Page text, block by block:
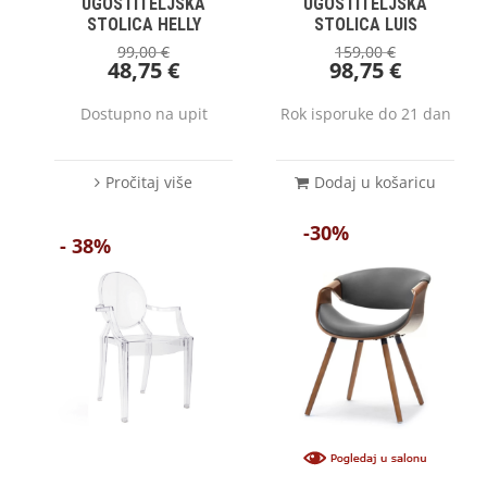
UGOSTITELJSKA
STOLICA HELLY
99,00€
48,75€
Dostupno na upit
Pročitaj više
UGOSTITELJSKA
STOLICA LUIS
159,00€
98,75€
Rok isporuke do 21 dan
Dodaj u košaricu
- 38% -30%